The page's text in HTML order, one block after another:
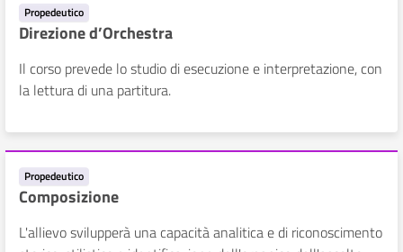
Propedeutico
Direzione d’Orchestra
Il corso prevede lo studio di esecuzione e interpretazione, con
la lettura di una partitura.
Propedeutico
Composizione
L'allievo svilupperà una capacità analitica e di riconoscimento